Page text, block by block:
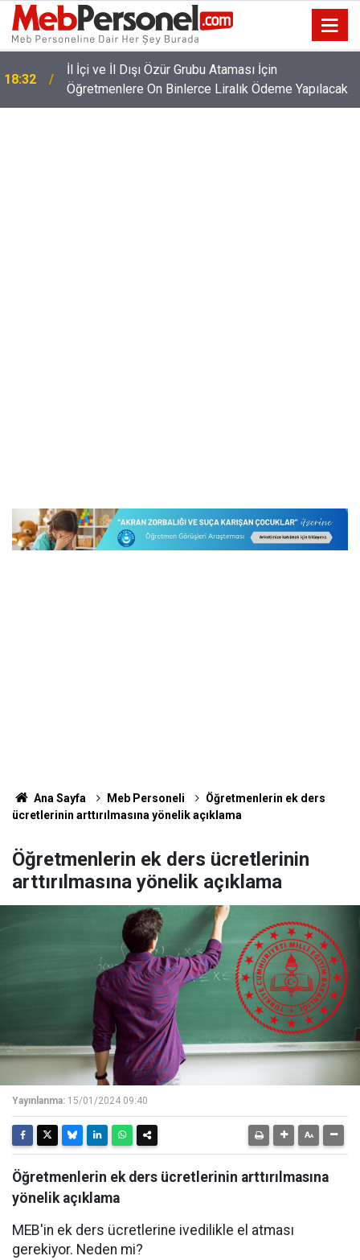
18:32
İl İçi ve İl Dışı Özür Grubu Ataması İçin
Öğretmenlere On Binlerce Liralık Ödeme Yapılacak
Ana Sayfa Meb Personeli
Öğretmenlerin ek ders
ücretlerinin arttırılmasına yönelik açıklama
Öğretmenlerin ek ders ücretlerinin
arttırılmasına yönelik açıklama
Yayınlanma: 15/01/2024 09:40
Öğretmenlerin ek ders ücretlerinin arttırılmasına
yönelik açıklama
MEB'in ek ders ücretlerine ivedilikle el atması
gerekiyor. Neden mi?